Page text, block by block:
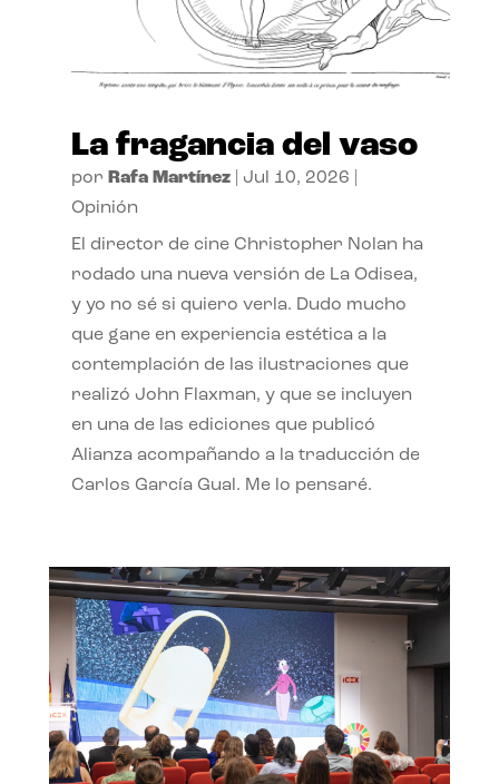
La fragancia del vaso
por Rafa Martínez| Jul 10, 2026
Opinión
El director de cine Christopher Nolan ha
rodado una nueva versión de La Odisea,
y yo no sé si quiero verla. Dudo mucho
que gane en experiencia estética a la
contemplación de las ilustraciones que
realizó John Flaxman, y que se incluyen
en una de las ediciones que publicó
Alianza acompañando a la traducción de
Carlos García Gual. Me lo pensaré.